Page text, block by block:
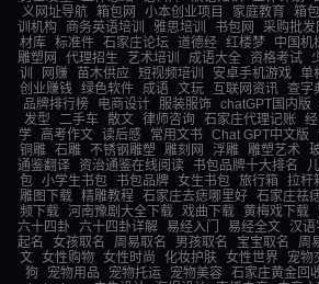
义网址导航 箱包网 小本创业项目 家庭教育 箱
训机构
商务英语培训 雅思培训 书包网 采购批发
材库
标准件 石家庄论坛 道德经 红楼梦 中国机
雕塑网
代理招生 艺术培训 成语大全 资格考试
训
网赚 苗木供应 短视频培训 安卓手机游戏 单
创业赚钱
绿色软件 成语 文玩 互联网资讯 查字
品牌排行榜
电商设计 服装服饰 chatGPT国内版
发型
二手车 散文 律师咨询 石家庄代理记账
学 高考作文 读后感 常用文书 Chat GPT中文版
铜雕 石雕 不锈钢雕塑 雕刻网 浮雕 雕塑艺术
通鉴翻译
资治通鉴在线阅读 书包品牌十大排名
包 小学生书包 书包品牌 女生书包 旅行箱 拉杆
雕图下载 精雕教程 石家庄去痣哪里好 石家庄祛
频下载
河南豫剧大全下载 戏曲下载 黄梅戏下载
六十四卦
六十四卦详解 易经入门 易经全文 汉语
起名
女孩取名 周易取名 男孩取名 宝宝取名 周
文 女性购物 女性时尚 化妆护肤 女性世界 宠物
狗
宠物用品 宠物托运 宠物美容 石家庄黄金回